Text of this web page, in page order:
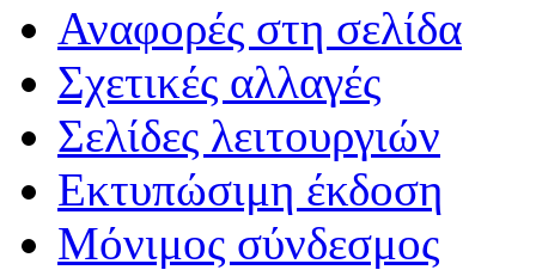
Αναφορές στη σελίδα
Σχετικές αλλαγές
Σελίδες λειτουργιών
Εκτυπώσιμη έκδοση
Μόνιμος σύνδεσμος